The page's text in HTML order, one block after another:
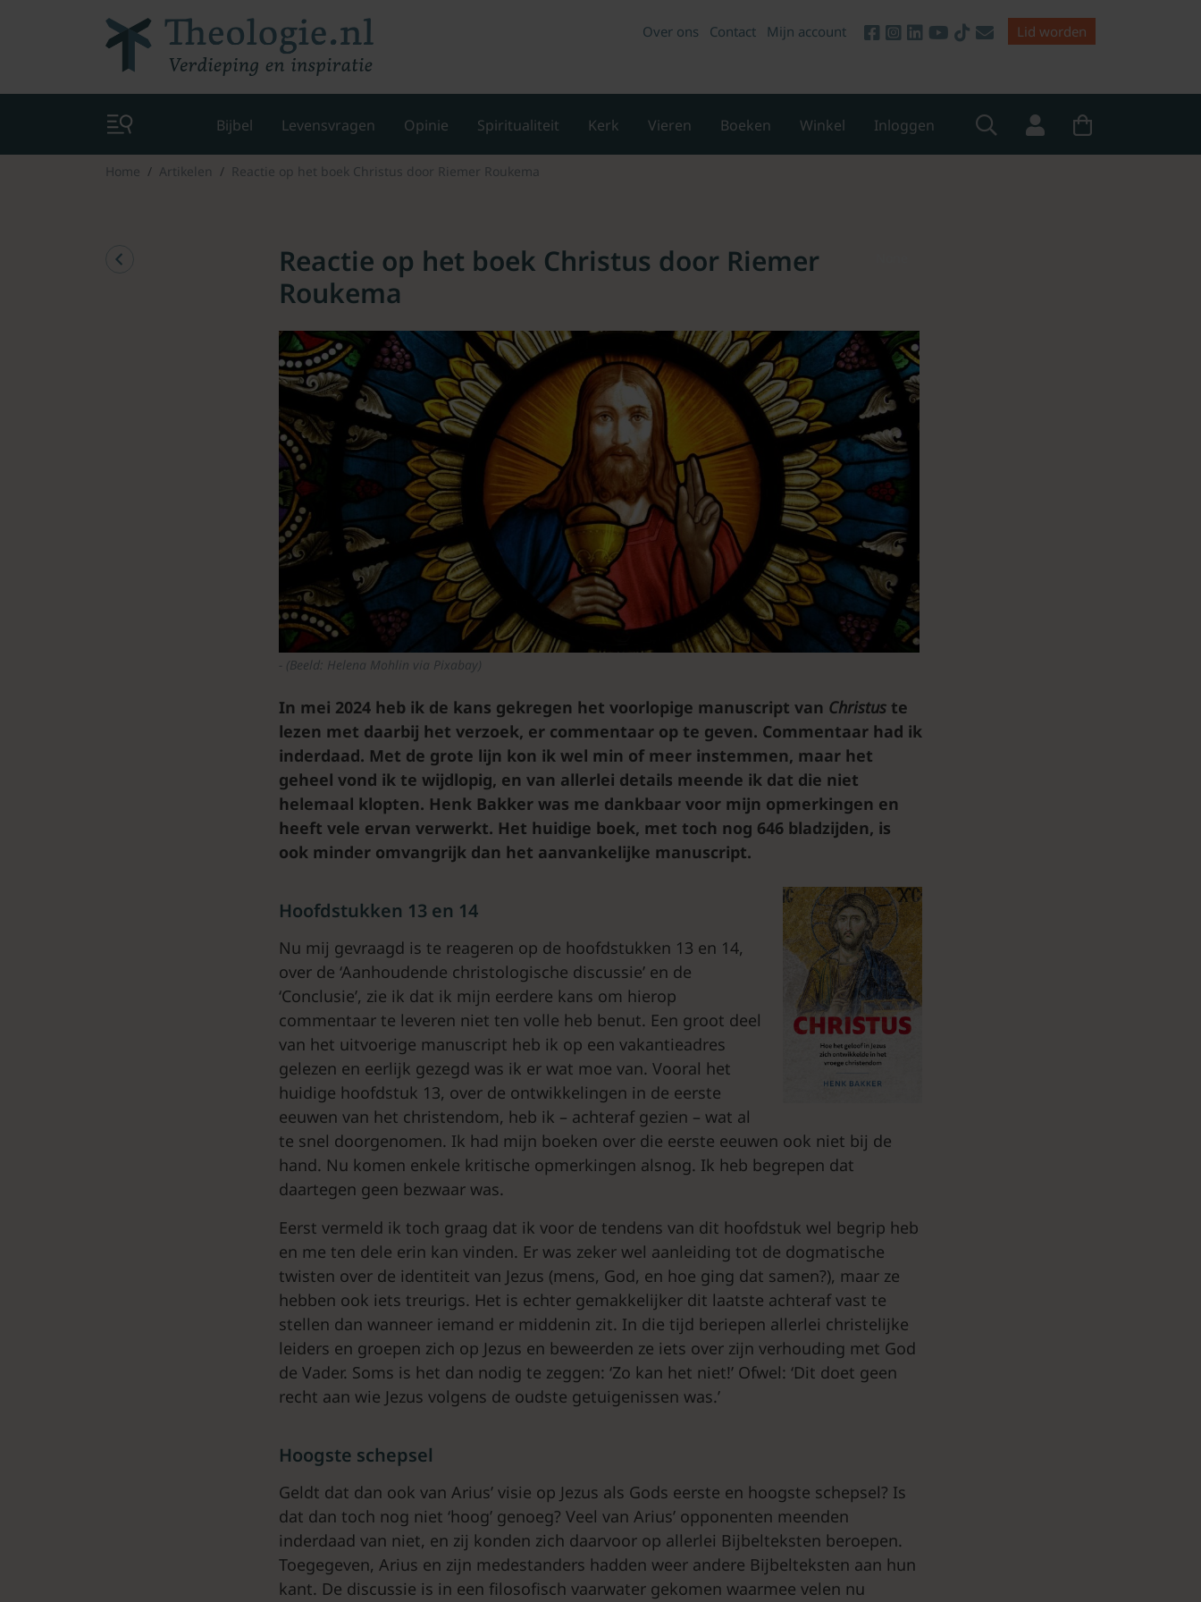
Over ons Contact Mijn account Lid worden
Bijbel Levensvragen Opinie Spiritualiteit Kerk Vieren Boeken Winkel Inloggen
Home Artikelen Reactie op het boek Christus door Riemer Roukema
Reactie op het boek Christus door Riemer
Roukema
(Beeld: Helena Mohlin via Pixabay)
In mei 2024 heb ik de kans gekregen het voorlopige manuscript van Christus te
lezen met daarbij het verzoek, er commentaar op te geven. Commentaar had ik
inderdaad. Met de grote lijn kon ik wel min of meer instemmen, maar het
geheel vond ik te wijdlopig, en van allerlei details meende ik dat die niet
helemaal klopten. Henk Bakker was me dankbaar voor mijn opmerkingen en
heeft vele ervan verwerkt. Het huidige boek, met toch nog 646 bladzijden, is
ook minder omvangrijk dan het aanvankelijke manuscript.
Hoofdstukken 13 en 14
Nu mij gevraagd is te reageren op de hoofdstukken 13 en 14,
over de ‘Aanhoudende christologische discussie’ en de
‘Conclusie’, zie ik dat ik mijn eerdere kans om hierop
commentaar te leveren niet ten volle heb benut. Een groot deel
van het uitvoerige manuscript heb ik op een vakantieadres
gelezen en eerlijk gezegd was ik er wat moe van. Vooral het
huidige hoofdstuk 13, over de ontwikkelingen in de eerste
eeuwen van het christendom, heb ik – achteraf gezien – wat al
te snel doorgenomen. Ik had mijn boeken over die eerste eeuwen ook niet bij de
hand. Nu komen enkele kritische opmerkingen alsnog. Ik heb begrepen dat
daartegen geen bezwaar was.
Eerst vermeld ik toch graag dat ik voor de tendens van dit hoofdstuk wel begrip heb
en me ten dele erin kan vinden. Er was zeker wel aanleiding tot de dogmatische
twisten over de identiteit van Jezus (mens, God, en hoe ging dat samen?), maar ze
hebben ook iets treurigs. Het is echter gemakkelijker dit laatste achteraf vast te
stellen dan wanneer iemand er middenin zit. In die tijd beriepen allerlei christelijke
leiders en groepen zich op Jezus en beweerden ze iets over zijn verhouding met God
de Vader. Soms is het dan nodig te zeggen: ‘Zo kan het niet!’ Ofwel: ‘Dit doet geen
recht aan wie Jezus volgens de oudste getuigenissen was.’
Hoogste schepsel
Geldt dat dan ook van Arius’ visie op Jezus als Gods eerste en hoogste schepsel? Is
dat dan toch nog niet ‘hoog’ genoeg? Veel van Arius’ opponenten meenden
inderdaad van niet, en zij konden zich daarvoor op allerlei Bijbelteksten beroepen.
Toegegeven, Arius en zijn medestanders hadden weer andere Bijbelteksten aan hun
kant. De discussie is in een filosofisch vaarwater gekomen waarmee velen nu